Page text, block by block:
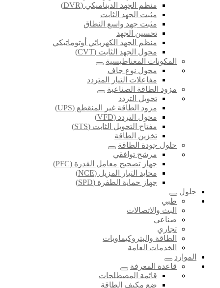
منظم الجهد الديناميكي (DVR)
مثبت الجهد الثابت
مثبت جهد واسع النطاق
تحسين الجهد
منظم الجهد الكهربائي أوتوماتيكي
محول الجهد الثابت (CVT)
المكونات المغناطيسية
محول نوع جاف
مفاعلات التيار المتردد
مزود الطاقة الصناعية
تحويل التردد
مزود الطاقة غير المنقطع (UPS)
محول التردد (VFD)
مفتاح التحويل الثابت (STS)
تخزين الطاقة
حلول جودة الطاقة
مرشح توافقي
جهاز تصحيح معامل القدرة (PFC)
محايد التيار المزيل (NCE)
جهاز حماية الطفرة (SPD)
حلول
طبي
البث والاتصالات
صناعي
تجاري
الطاقة والبتروكيماويات
الخدمات العامة
الموارد
قاعدة المعرفة
قائمة المصطلحات
ضع مكيف الطاقة